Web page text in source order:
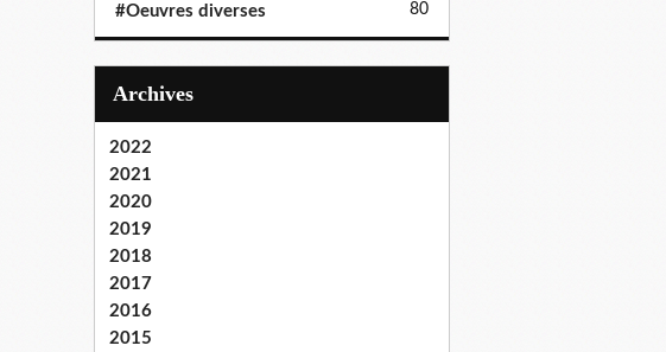
#Oeuvres diverses 80
Archives
2022
2021
2020
2019
2018
2017
2016
2015